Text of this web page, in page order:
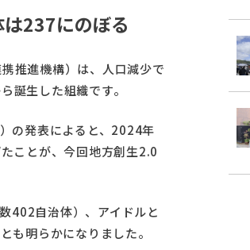
237にのぼる
推進機構）は、人口減少で
誕生した組織です。
の発表によると、2024年
ことが、今回地方創生2.0
402自治体）、アイドルと
も明らかになりました。